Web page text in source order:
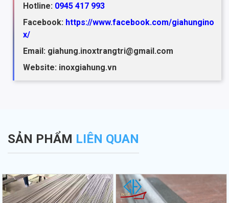
Hotline: 0945 417 993
Facebook: https://www.facebook.com/giahungino
x/
Email: giahung.inoxtrangtri@gmail.com
Website: inoxgiahung.vn
SẢN PHẨM LIÊN QUAN